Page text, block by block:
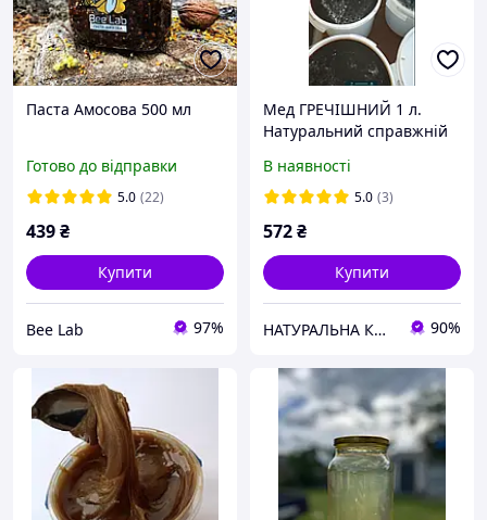
Паста Амосова 500 мл
Готово до відправки
5.0 (22)
439₴
Купити
Bee Lab 97%
Мед ГРЕЧІШНИЙ 1 л.
Натуральний справжній
гречки
В наявності
5.0 (3)
572₴
Купити
НАТУРАЛЬНА КОСМЕТИКА ☘️DMS-COSMETICS COMPANY☘️ 90%